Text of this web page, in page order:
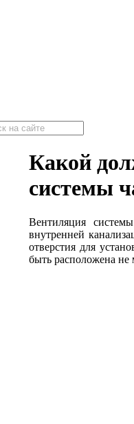
Какой
системы
Вентиляция
внутренней
отверстия для
быть расположена не